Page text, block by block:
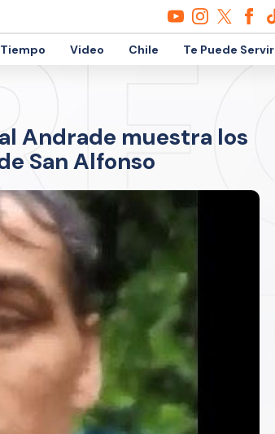
Tiempo Video Chile Te Puede Servir
Andrade muestra los
San Alfonso